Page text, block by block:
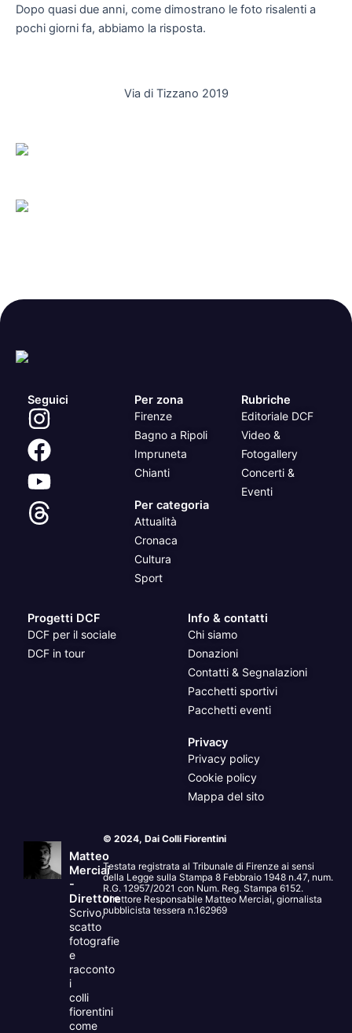
Dopo quasi due anni, come dimostrano le foto risalenti a
pochi giorni fa, abbiamo la risposta.
Via di Tizzano 2019
Seguici Per zona
Firenze
Bagno a Ripoli
Impruneta
Chianti
Per categoria
Attualità
Cronaca
Cultura
Sport
Rubriche
Editoriale DCF
Video &
Fotogallery
Concerti &
Eventi
Progetti DCF
DCF per il sociale
DCF in tour
Info & contatti
Chi siamo
Donazioni
Contatti & Segnalazioni
Pacchetti sportivi
Pacchetti eventi
Privacy
Privacy policy
Cookie policy
Mappa del sito
Matteo
Merciai
-
Direttore
Scrivo,
scatto
fotografie
e
racconto
i
colli
fiorentini
come
© 2024, Dai Colli Fiorentini
Testata registrata al Tribunale di Firenze ai sensi
della Legge sulla Stampa 8 Febbraio 1948 n.47, num.
R.G. 12957/2021 con Num. Reg. Stampa 6152.
Direttore Responsabile Matteo Merciai, giornalista
pubblicista tessera n.162969